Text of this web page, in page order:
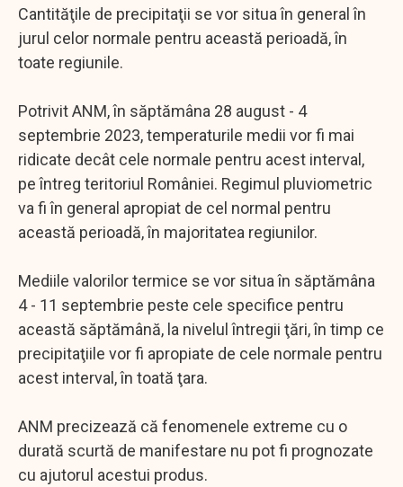
Cantităţile de precipitaţii se vor situa în general în
jurul celor normale pentru această perioadă, în
toate regiunile.
Potrivit ANM, în săptămâna 28 august - 4
septembrie 2023, temperaturile medii vor fi mai
ridicate decât cele normale pentru acest interval,
pe întreg teritoriul României. Regimul pluviometric
va fi în general apropiat de cel normal pentru
această perioadă, în majoritatea regiunilor.
Mediile valorilor termice se vor situa în săptămâna
4 - 11 septembrie peste cele specifice pentru
această săptămână, la nivelul întregii ţări, în timp ce
precipitaţiile vor fi apropiate de cele normale pentru
acest interval, în toată ţara.
ANM precizează că fenomenele extreme cu o
durată scurtă de manifestare nu pot fi prognozate
cu ajutorul acestui produs.